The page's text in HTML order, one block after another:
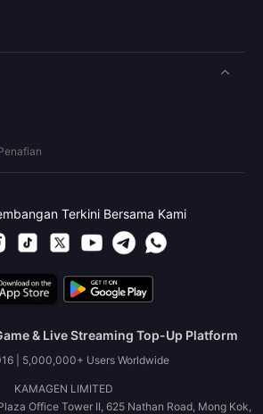
Terkini Bersama Kami
& Live Streaming Top-Up Platform
| 5,000,000+ Users Worldwide
KAMAGEN LIMITED
Office Tower II, 625 Nathan Road, Mong Kok,